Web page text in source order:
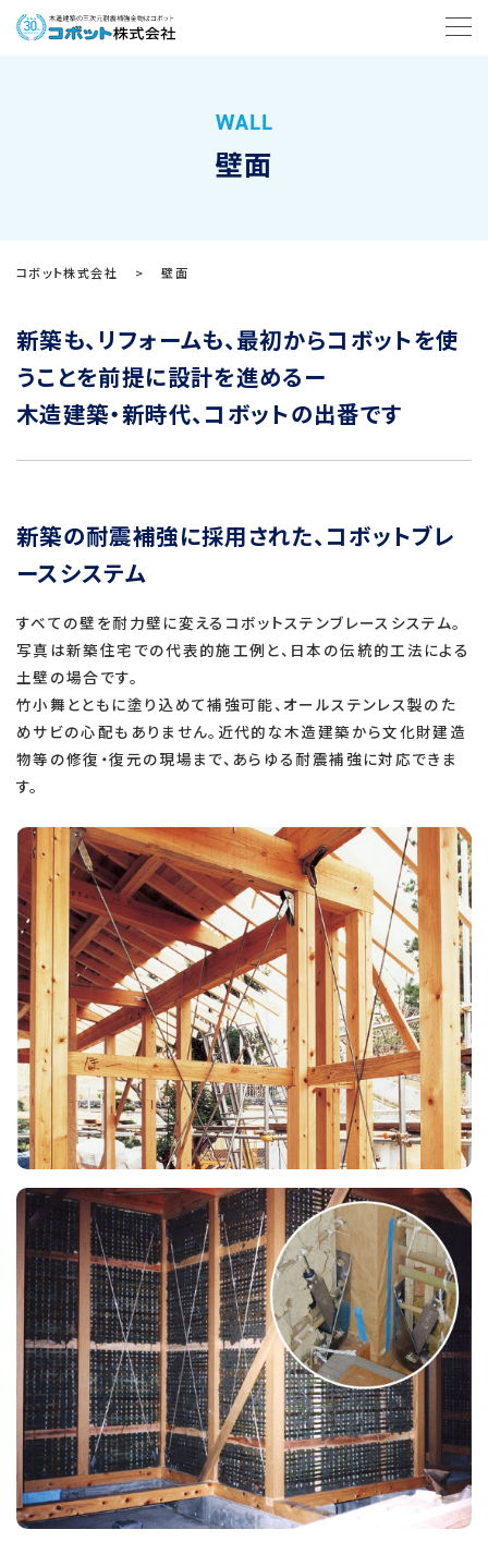
WALL
壁面
コボット株式会社 > 壁面
新築も、リフォームも、最初からコボットを使
うことを前提に設計を進めるー
木造建築・新時代、コボットの出番です
新築の耐震補強に採用された、コボットブレ
ースシステム
すべての壁を耐力壁に変えるコボットステンブレースシステム。
写真は新築住宅での代表的施工例と、日本の伝統的工法による
土壁の場合です。
竹小舞とともに塗り込めて補強可能、オールステンレス製のた
めサビの心配もありません。近代的な木造建築から文化財建造
物等の修復・復元の現場まで、あらゆる耐震補強に対応できま
す。